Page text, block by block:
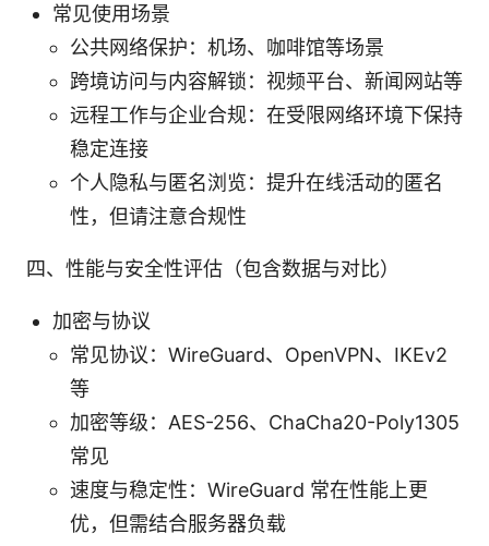
常见使用场景
公共网络保护：机场、咖啡馆等场景
跨境访问与内容解锁：视频平台、新闻网站等
远程工作与企业合规：在受限网络环境下保持
稳定连接
个人隐私与匿名浏览：提升在线活动的匿名
性，但请注意合规性
四、性能与安全性评估（包含数据与对比）
加密与协议
常见协议：WireGuard、OpenVPN、IKEv2
等
加密等级：AES-256、ChaCha20-Poly1305
常见
速度与稳定性：WireGuard 常在性能上更
优，但需结合服务器负载